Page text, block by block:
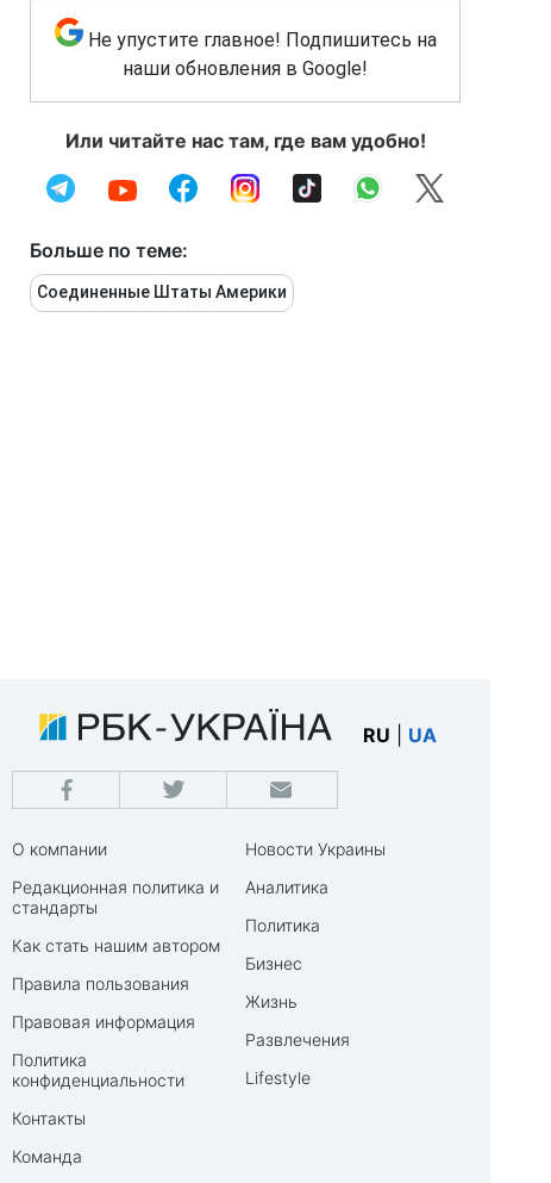
Не упустите главное! Подпишитесь на
наши обновления в Google!
Или читайте нас там, где вам удобно!
Больше по теме:
Соединенные Штаты Америки
RU UA
О компании
Редакционная политика и
стандарты
Как стать нашим автором
Правила пользования
Правовая информация
Политика
конфиденциальности
Контакты
Команда
Новости Украины
Аналитика
Политика
Бизнес
Жизнь
Развлечения
Lifestyle